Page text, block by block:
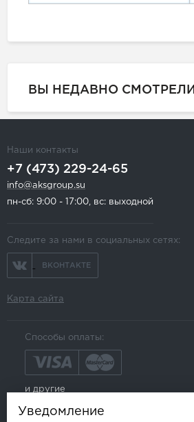
ВЫ НЕДАВНО СМОТРЕЛИ
Наши контакты
+7 (473) 229-24-65
info@aksgroup.su
пн-сб: 9:00 - 17:00, вс: выходной
Следите за нами в социальных сетях:
ВКОНТАКТЕ
Карта сайта
Способы оплаты:
и другие
Уведомление